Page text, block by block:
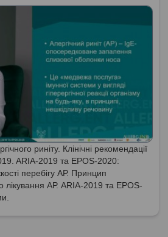
риніту. Клінічні рекомендації
ARIA-2019 та EPOS-2020:
перебігу АР. Принцип
лікування АР. ARIA-2019 та EPOS-